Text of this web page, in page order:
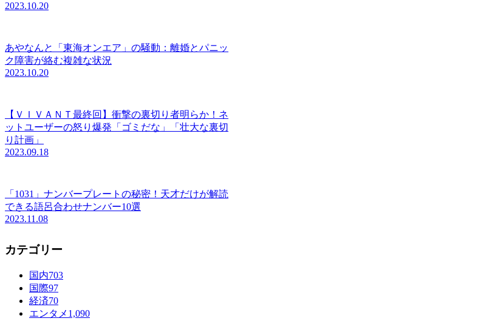
2023.10.20
あやなんと「東海オンエア」の騒動：離婚とパニッ
ク障害が絡む複雑な状況
2023.10.20
【ＶＩＶＡＮＴ最終回】衝撃の裏切り者明らか！ネ
ットユーザーの怒り爆発「ゴミだな」「壮大な裏切
り計画」
2023.09.18
「1031」ナンバープレートの秘密！天才だけが解読
できる語呂合わせナンバー10選
2023.11.08
カテゴリー
国内703
国際97
経済70
エンタメ 1,090